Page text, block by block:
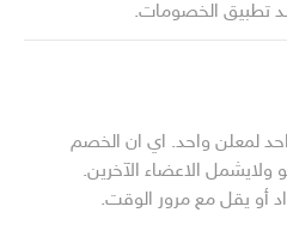
تطبيق الخصومات.
لمعلن واحد. اي ان الخصم
الاعضاء الآخرين.
أو يقل مع مرور الوقت.